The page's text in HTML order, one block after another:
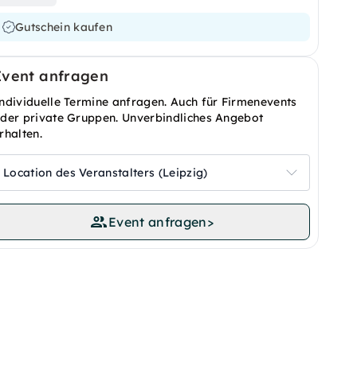
Gutschein kaufen
anfragen
Termine anfragen. Auch für Firmenevents
private Gruppen. Unverbindliches Angebot
Location des Veranstalters (Leipzig)
Event anfragen>